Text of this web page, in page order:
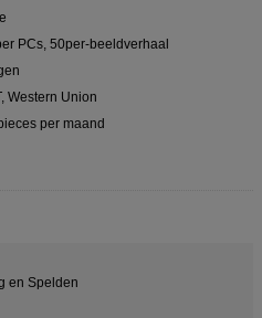
PCs, 50per-beeldverhaal
Western Union
per maand
en Spelden